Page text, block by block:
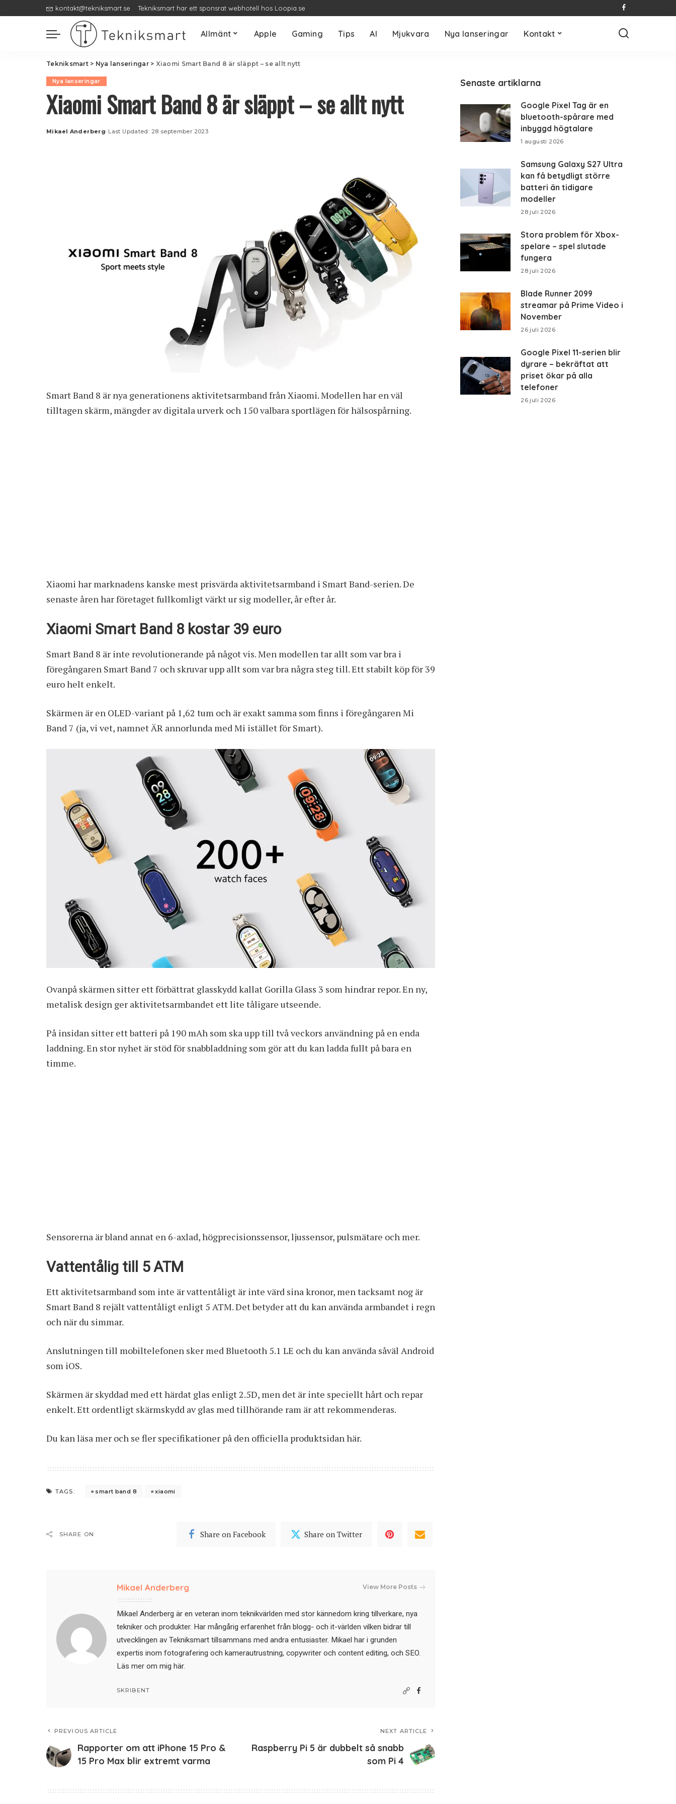
kontakt@tekniksmart.se Tekniksmart har ett sponsrat webhotell hos Loopia.se
Allmänt Apple Gaming Tips AI Mjukvara Nya lanseringar Kontakt
Tekniksmart> Nya lanseringar> Xiaomi Smart Band 8 är släppt – se allt nytt
Nya lanseringar
Xiaomi Smart Band 8 är släppt – se allt nytt
Posted
Mikael Anderberg Last Updated: 28 september 2023
Smart Band 8 är nya generationens aktivitetsarmband från Xiaomi. Modellen har en väl
tilltagen skärm, mängder av digitala urverk och 150 valbara sportlägen för hälsospårning.
Xiaomi har marknadens kanske mest prisvärda aktivitetsarmband i Smart Band-serien. De
senaste åren har företaget fullkomligt värkt ur sig modeller, år efter år.
Xiaomi Smart Band 8 kostar 39 euro
Smart Band 8 är inte revolutionerande på något vis. Men modellen tar allt som var bra i
föregångaren Smart Band 7 och skruvar upp allt som var bra några steg till. Ett stabilt köpför 39
eurohelt enkelt.
Skärmen är en OLED-variant på 1,62 tum och är exakt samma som finns i föregångaren Mi
Band 7 (ja, vi vet, namnet ÄR annorlunda med Mi istället för Smart).
Ovanpå skärmen sitter ett förbättrat glasskydd kallat Gorilla Glass 3 som hindrar repor. En ny,
metalisk design ger aktivitetsarmbandet ett lite tåligare utseende.
På insidan sitter ett batteri på 190 mAh som ska upp till två veckors användning på en enda
laddning. En stor nyhet är stöd för snabbladdning som gör att du kan ladda fullt på bara en
timme.
Sensorerna är bland annat en 6-axlad, högprecisionssensor, ljussensor, pulsmätare och mer.
Vattentålig till 5 ATM
Ett aktivitetsarmband som inte är vattentåligt är inte värd sina kronor, men tacksamt nog är
Smart Band 8 rejält vattentåligt enligt 5 ATM. Det betyder att du kan använda armbandet i regn
och när du simmar.
Anslutningen till mobiltelefonen sker med Bluetooth 5.1 LE och du kan använda såväl Android
som iOS.
Skärmen är skyddad med ett härdat glas enligt 2.5D, men det är inte speciellt hårt och repar
enkelt. Ett ordentligt skärmskydd av glas med tillhörande ram är att rekommenderas.
Du kan läsa mer och se fler specifikationer på den officiella produktsidan här.
TAGS: smart band 8 xiaomi
SHARE ON Share on Facebook Share on Twitter
Mikael Anderberg View More Posts
Mikael Anderberg är en veteran inom teknikvärlden med stor kännedom kring tillverkare, nya
tekniker och produkter. Har mångårig erfarenhet från blogg- och it-världen vilken bidrar till
utvecklingen av Tekniksmart tillsammans med andra entusiaster. Mikael har i grunden
expertis inom fotografering och kamerautrustning, copywriter och content editing, och SEO.
Läs mer om mig här.
SKRIBENT
PREVIOUS ARTICLE
Rapporter om att iPhone 15 Pro &
15 Pro Max blir extremt varma
NEXT ARTICLE
Raspberry Pi 5 är dubbelt så snabb
som Pi 4
Senaste artiklarna
Google Pixel Tag är en
bluetooth-spårare med
inbyggd högtalare
1 augusti 2026
Samsung Galaxy S27 Ultra
kan få betydligt större
batteri än tidigare
modeller
28 juli 2026
Stora problem för Xbox-
spelare – spel slutade
fungera
28 juli 2026
Blade Runner 2099
streamar på Prime Video i
November
26 juli 2026
Google Pixel 11-serien blir
dyrare – bekräftat att
priset ökar på alla
telefoner
26 juli 2026